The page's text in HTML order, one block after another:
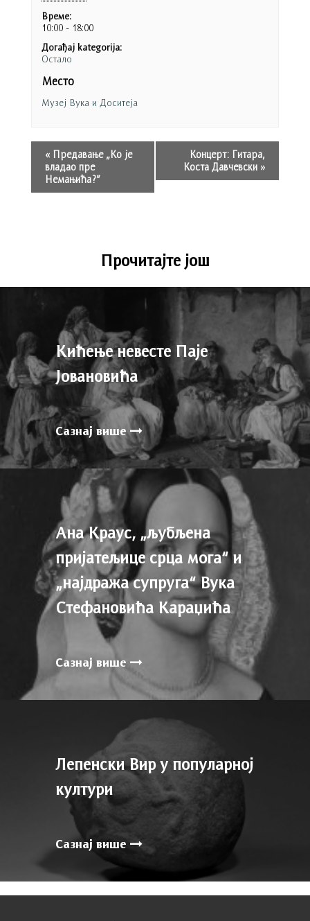
Време:
10:00 - 18:00
Догађај kategorija:
Остало
Место
Музеј Вука и Доситеја
«Предавање „Ко је
владао пре
Немањића?”
Концерт: Гитарa,
Коста Давчевски »
Прочитајте још
Кићење невесте Паје
Јовановића
Сазнај више
Ана Краус, „љубљена
пријатељице срца мога“ и
„најдража супруга“ Вука
Стефановића Караџића
Сазнај више
Лепенски Вир у популарној
култури
Сазнај више